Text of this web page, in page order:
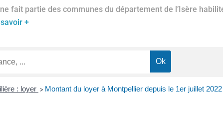
fait partie des communes du département de l’Isère
+
: loyer > Montant du loyer à Montpellier depuis le 1er juillet 2022